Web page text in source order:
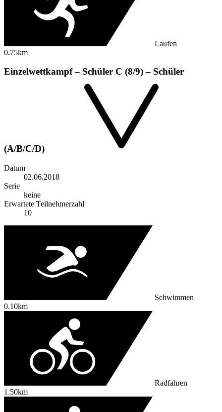
Laufen
0.75km
Einzelwettkampf – Schüler C (8/9) – Schüler
(A/B/C/D)
Datum
02.06.2018
Serie
keine
Erwartete Teilnehmerzahl
10
Schwimmen
0.10km
Radfahren
1.50km